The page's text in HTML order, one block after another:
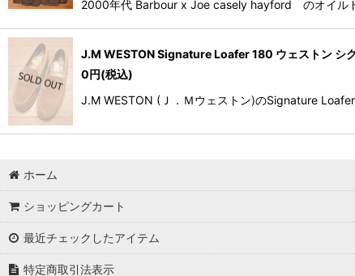
2000年代 Barbour x Joe casely hayford のオイル
J.M WESTON Signature Loafer 180 ウェストン シ
0円(税込)
J.M WESTON (Ｊ．Ｍウェストン)のSignature
ホーム
ショッピングカート
最近チェックしたアイテム
特定商取引法表示